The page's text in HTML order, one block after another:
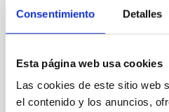
Consentimiento Detalles
Esta página web usa cookies
Las cookies de este sitio web
el contenido y los anuncios,
BIA_0370